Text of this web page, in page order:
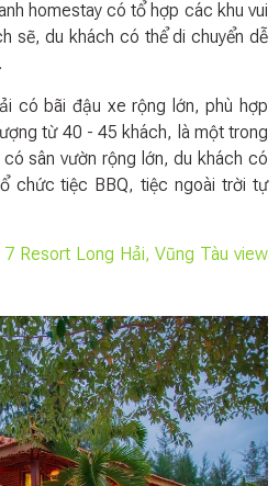
homestay có tổ hợp các khu vui
sẽ, du khách có thể di chuyển dễ
có bãi đậu xe rộng lớn, phù hợp
từ 40 - 45 khách, là một trong
sân vườn rộng lớn, du khách có
chức tiệc BBQ, tiệc ngoài trời tự
7 Resort Long Hải, Vũng Tàu view